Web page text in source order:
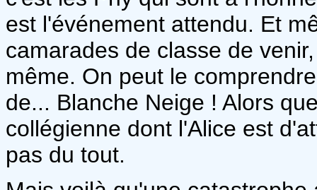
est l'événement attendu. Et
camarades de classe de
même. On peut le
de... Blanche Neige ! Alors
collégienne dont l'Alice est
pas du tout.